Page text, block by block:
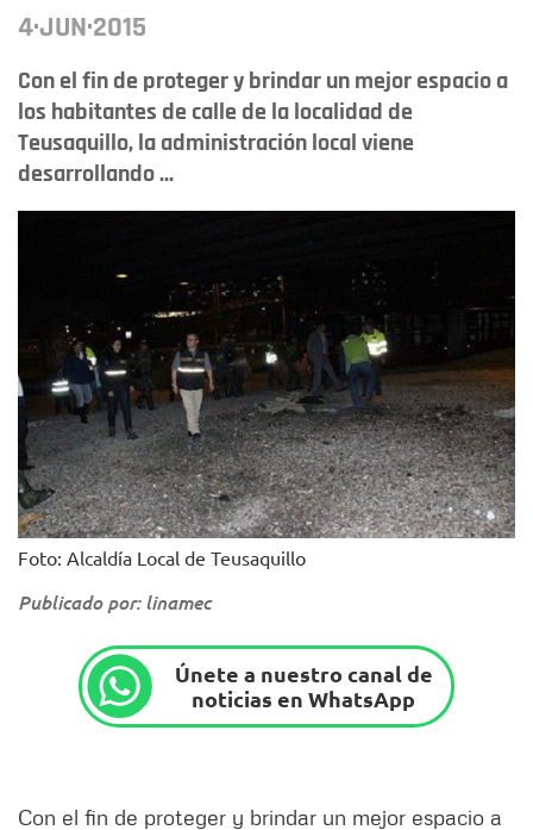
4·JUN·2015
Con el fin de proteger y brindar un mejor espacio a
los habitantes de calle de la localidad de
Teusaquillo, la administración local viene
desarrollando ...
Foto: Alcaldía Local de Teusaquillo
Publicado por: linamec
Únete a nuestro canal de
noticias en WhatsApp
Con el fin de proteger y brindar un mejor espacio a